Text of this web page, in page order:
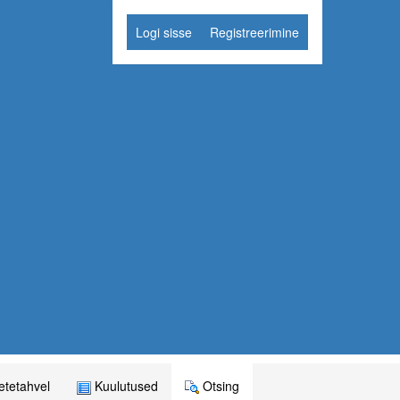
Logi sisse Registreerimine
Kuulutused Otsing